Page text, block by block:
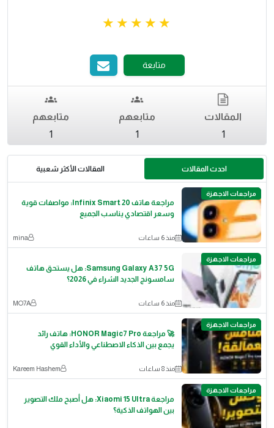
متابعة
المقالات
1
متابعهم
1
متابعهم
1
احدث المقالات المقالات الأكثر شعبية
مراجعات الاجهزة
مراجعة هاتف Infinix Smart 20: مواصفات قوية
وسعر اقتصادي يناسب الجميع
منذ 6 ساعات mina
مراجعات الاجهزة
Samsung Galaxy A37 5G: هل يستحق هاتف
سامسونج الجديد الشراء في 2026؟
منذ 6 ساعات MO7A
مراجعات الاجهزة
🚀 مراجعة HONOR Magic7 Pro: هاتف رائد
يجمع بين الذكاء الاصطناعي والأداء القوي
منذ 8 ساعات Kareem Hashem
مراجعات الاجهزة
مراجعة Xiaomi 15 Ultra: هل أصبح ملك التصوير
بين الهواتف الذكية؟